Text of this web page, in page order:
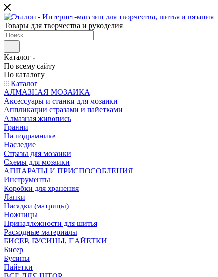
Товары для творчества и рукоделия
Каталог
По всему сайту
По каталогу
Каталог
АЛМАЗНАЯ МОЗАИКА
Аксессуары и станки для мозаики
Аппликации стразами и пайетками
Алмазная живопись
Гранни
На подрамнике
Наследие
Стразы для мозаики
Схемы для мозаики
АППАРАТЫ И ПРИСПОСОБЛЕНИЯ
Инструменты
Коробки для хранения
Лапки
Насадки (матрицы)
Ножницы
Принадлежности для шитья
Расходные материалы
БИСЕР, БУСИНЫ, ПАЙЕТКИ
Бисер
Бусины
Пайетки